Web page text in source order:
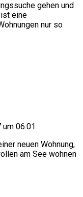
gehen und
ist eine
nur so
06:01
neuen Wohnung,
am See wohnen